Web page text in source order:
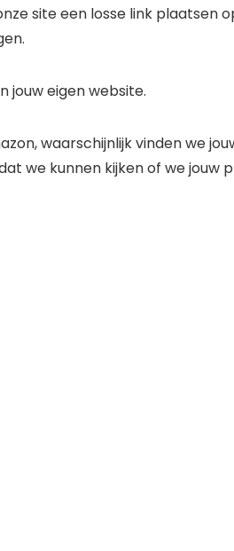
site een losse link plaatsen
jouw eigen website.
waarschijnlijk vinden we
we kunnen kijken of we jouw